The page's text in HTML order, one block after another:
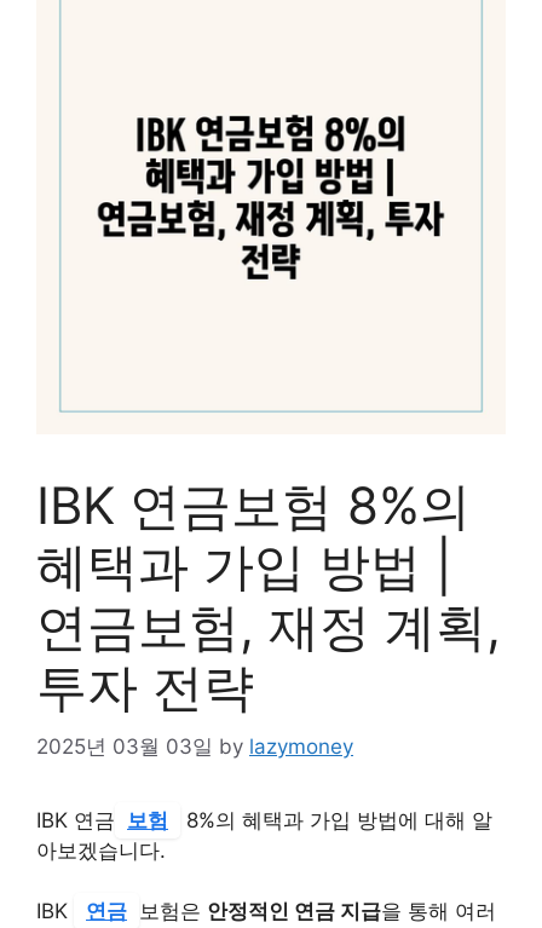
IBK 연금보험 8%의
혜택과 가입 방법 |
연금보험, 재정 계획,
투자 전략
2025년 03월 03일 by lazymoney
IBK 연금 보험
8%의 혜택과 가입 방법에 대해 알
아보겠습니다.
IBK 연금 보험은 안정적인 연금 지급을 통해 여러